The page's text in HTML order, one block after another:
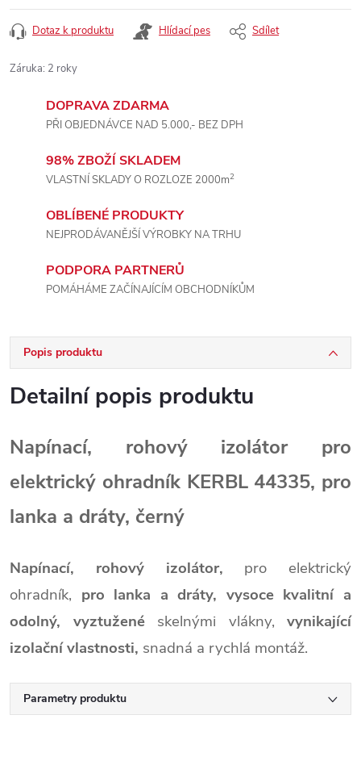
Dotaz k produktu Hlídací pes Sdílet
Záruka: 2 roky
DOPRAVA ZDARMA
PŘI OBJEDNÁVCE NAD 5.000,- BEZ DPH
98% ZBOŽÍ SKLADEM
VLASTNÍ SKLADY O ROZLOZE 2000m2
OBLÍBENÉ PRODUKTY
NEJPRODÁVANĚJŠÍ VÝROBKY NA TRHU
PODPORA PARTNERŮ
POMÁHÁME ZAČÍNAJÍCÍM OBCHODNÍKŮM
Popis produktu
Detailní popis produktu
Napínací, rohový izolátor pro
elektrický ohradník KERBL 44335, pro
lanka a dráty, černý
Napínací, rohový izolátor, pro elektrický
ohradník, pro lanka a dráty, vysoce kvalitní a
odolný, vyztuženéskelnými vlákny, vynikající
izolační vlastnosti, snadná a rychlá montáž.
Parametry produktu